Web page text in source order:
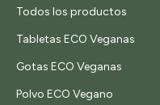
Todos los productos
Tabletas ECO Veganas
Gotas ECO Veganas
Polvo ECO Vegano